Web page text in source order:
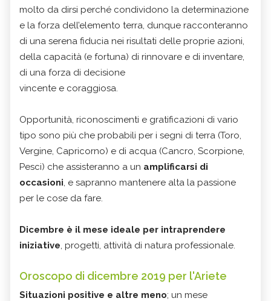
molto da dirsi perché condividono la determinazione
e la forza dell’elemento terra, dunque racconteranno
di una serena fiducia nei risultati delle proprie azioni,
della capacità (e fortuna) di rinnovare e di inventare,
di una forza di decisione
vincente e coraggiosa.
Opportunità, riconoscimenti e gratificazioni di vario
tipo sono più che probabili per i segni di terra (Toro,
Vergine, Capricorno) e di acqua (Cancro, Scorpione,
Pesci) che assisteranno a un amplificarsi di
occasioni, e sapranno mantenere alta la passione
per le cose da fare.
Dicembre è il mese ideale per intraprendere
iniziative, progetti, attività di natura professionale.
Oroscopo di dicembre 2019 per l'Ariete
Situazioni positive e altre meno; un mese